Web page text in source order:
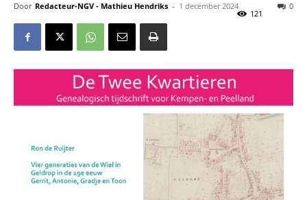
Door Redacteur-NGV - Mathieu Hendriks - 1 december 2024 0
121